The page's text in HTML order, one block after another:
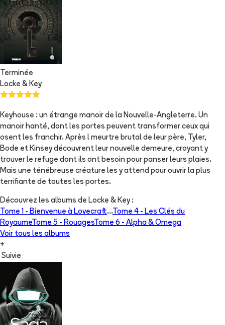
Terminée
Locke & Key
Keyhouse : un étrange manoir de la Nouvelle-Angleterre. Un
manoir hanté, dont les portes peuvent transformer ceux qui
osent les franchir. Après l meurtre brutal de leur père, Tyler,
Bode et Kinsey découvrent leur nouvelle demeure, croyant y
trouver le refuge dont ils ont besoin pour panser leurs plaies.
Mais une ténébreuse créature les y attend pour ouvrir la plus
terrifiante de toutes les portes.
Découvrez les albums de Locke & Key:
Tome 1 - Bienvenue à Lovecraft...Tome 4 - Les Clés du
RoyaumeTome 5 - RouagesTome 6 - Alpha & Omega
Voir tous les albums
+
Suivie